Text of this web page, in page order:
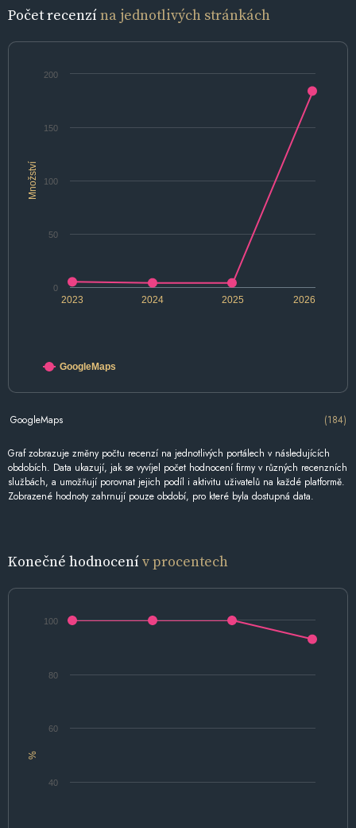
Počet recenzína jednotlivých stránkách
Množství
2024 2026
2023 2025
0
50
100
150
200
GoogleMaps
GoogleMaps (184)
Graf zobrazuje změny počtu recenzí na jednotlivých portálech v následujících
obdobích. Data ukazují, jak se vyvíjel počet hodnocení firmy v různých recenzních
službách, a umožňují porovnat jejich podíl i aktivitu uživatelů na každé platformě.
Zobrazené hodnoty zahrnují pouze období, pro které byla dostupná data.
Konečné hodnocenív procentech
%
40
60
80
100